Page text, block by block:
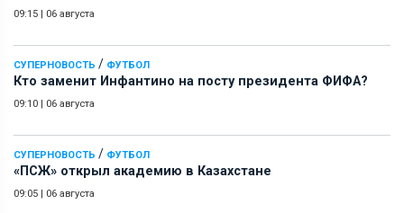
09:15 | 06 августа
СУПЕРНОВОСТЬ / ФУТБОЛ
Кто заменит Инфантино на посту президента ФИФА?
09:10 | 06 августа
СУПЕРНОВОСТЬ / ФУТБОЛ
«ПСЖ» открыл академию в Казахстане
09:05 | 06 августа